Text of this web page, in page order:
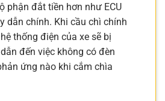
phận đắt tiền hơn như ECU
dẫn chính. Khi cầu chì chính
thống điện của xe sẽ bị
đến việc không có đèn
ứng nào khi cắm chìa